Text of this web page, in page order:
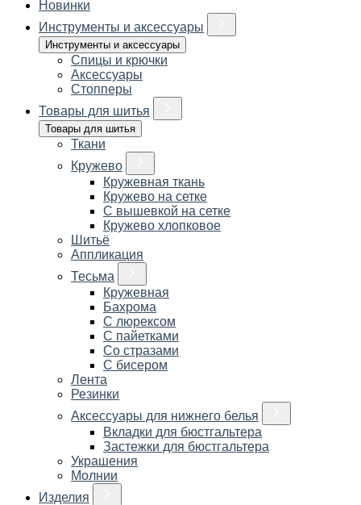
Новинки
Инструменты и аксессуары
Инструменты и аксессуары
Спицы и крючки
Аксессуары
Стопперы
Товары для шитья
Товары для шитья
Ткани
Кружево
Кружевная ткань
Кружево на сетке
С вышевкой на сетке
Кружево хлопковое
Шитьё
Аппликация
Тесьма
Кружевная
Бахрома
С люрексом
С пайетками
Со стразами
С бисером
Лента
Резинки
Аксессуары для нижнего белья
Вкладки для бюстгальтера
Застежки для бюстгальтера
Украшения
Молнии
Изделия